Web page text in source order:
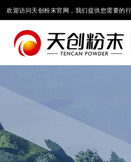
欢迎访问天创粉末官网，我们提供您需要的